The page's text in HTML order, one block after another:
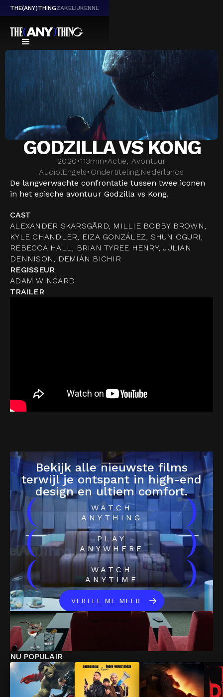
THE(ANY)THINGZAKELIJKENNL
GODZILLA VS KONG
2020•113min•Actie, Avontuur
Audio:Engels• Ondertiteling:Nederlands
De langverwachte confrontatie tussen twee iconen
in het epische avontuur Godzilla vs Kong.
CAST
ALEXANDER SKARSGÅRD, MILLIE BOBBY BROWN,
KYLE CHANDLER, EIZA GONZÁLEZ, SHUN OGURI,
REBECCA HALL, BRIAN TYREE HENRY, JULIAN
DENNISON, DEMIÁN BICHIR
REGISSEUR
ADAM WINGARD
TRAILER
Bekijk alle nieuwste films
terwijl je ontspant in high-end
design en ultiem comfort.
(
WATCH
ANYTHING
)
(
PLAY
ANYWHERE
)
(
WATCH
ANYTIME
)
VERTEL ME MEER
NU POPULAIR